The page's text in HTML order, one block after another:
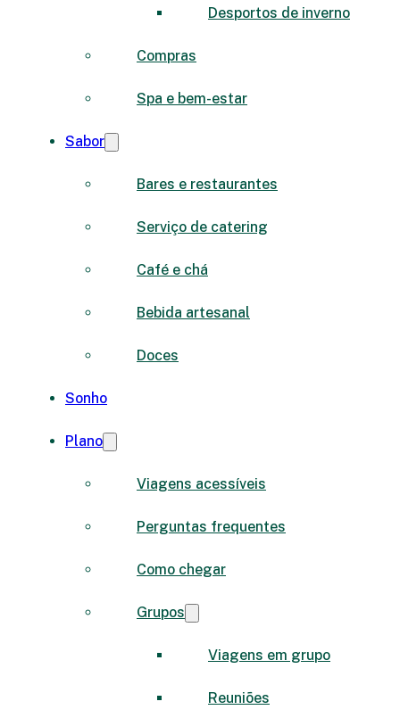
Desportos de inverno
Compras
Spa e bem-estar
Sabor
Bares e restaurantes
Serviço de catering
Café e chá
Bebida artesanal
Doces
Sonho
Plano
Viagens acessíveis
Perguntas frequentes
Como chegar
Grupos
Viagens em grupo
Reuniões